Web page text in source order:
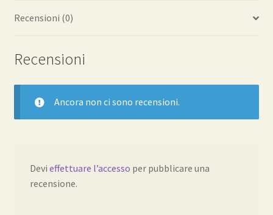
Recensioni (0)
Recensioni
Ancora non ci sono recensioni.
Devi effettuare l’accesso per pubblicare una
recensione.